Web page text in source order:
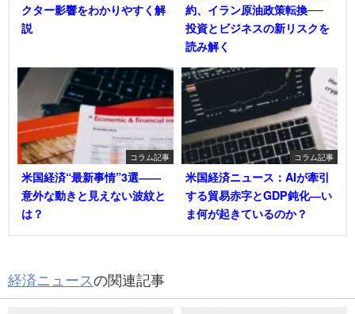
クター影響をわかりやすく解
説
約、イラン原油政策転換──
投資とビジネスの新リスクを
読み解く
コラム記事
米国経済“最新事情”3選――
意外な動きと見えない波紋と
は？
コラム記事
米国経済ニュース：AIが牽引
する貿易赤字とGDP鈍化―い
ま何が起きているのか？
経済ニュースの関連記事